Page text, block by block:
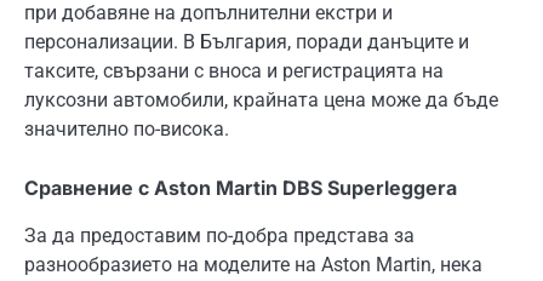
при добавяне на допълнителни екстри и
персонализации. В България, поради данъците и
таксите, свързани с вноса и регистрацията на
луксозни автомобили, крайната цена може да бъде
значително по-висока.
Сравнение с Aston Martin DBS Superleggera
За да предоставим по-добра представа за
разнообразието на моделите на Aston Martin, нека